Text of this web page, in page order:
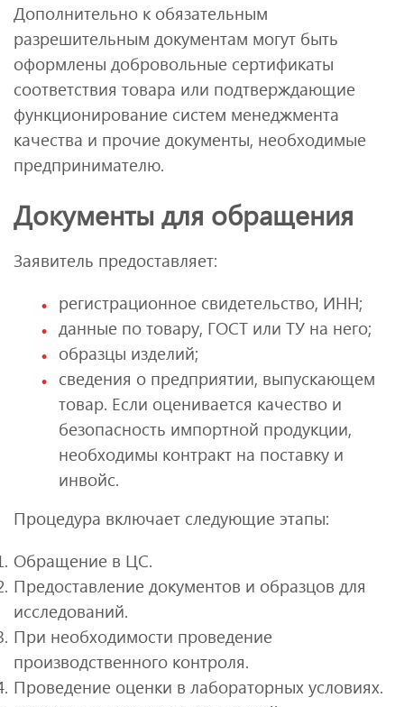
Дополнительно к обязательным
разрешительным документам могут быть
оформлены добровольные сертификаты
соответствия товара или подтверждающие
функционирование систем менеджмента
качества и прочие документы, необходимые
предпринимателю.
Документы для обращения
Заявитель предоставляет:
регистрационное свидетельство, ИНН;
данные по товару, ГОСТ или ТУ на него;
образцы изделий;
сведения о предприятии, выпускающем
товар. Если оценивается качество и
безопасность импортной продукции,
необходимы контракт на поставку и
инвойс.
Процедура включает следующие этапы:
Обращение в ЦС.
Предоставление документов и образцов для
исследований.
При необходимости проведение
производственного контроля.
Проведение оценки в лабораторных условиях.